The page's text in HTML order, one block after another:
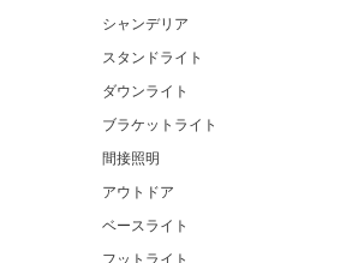
シャンデリア
スタンドライト
ダウンライト
ブラケットライト
間接照明
アウトドア
ベースライト
フットライト